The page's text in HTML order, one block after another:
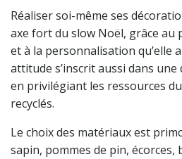
Réaliser soi-même ses
axe fort du slow Noël, grâce au
et à la personnalisation qu’elle
attitude s’inscrit aussi dans
en privilégiant les ressources
recyclés.
Le choix des matériaux est
sapin, pommes de pin, écorces,